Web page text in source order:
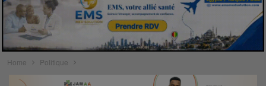
Home Politique